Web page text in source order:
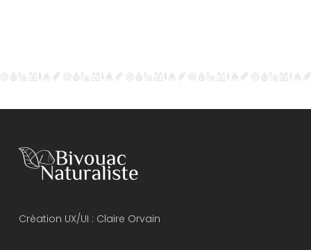
Création UX/UI : Claire Orvain